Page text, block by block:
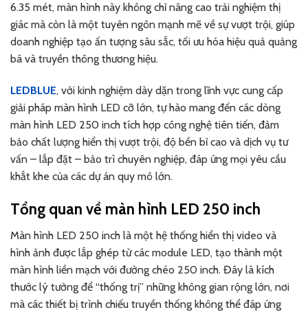
6.35 mét, màn hình này không chỉ nâng cao trải nghiệm thị
giác mà còn là một tuyên ngôn mạnh mẽ về sự vượt trội, giúp
doanh nghiệp tạo ấn tượng sâu sắc, tối ưu hóa hiệu quả quảng
bá và truyền thông thương hiệu.
LEDBLUE, với kinh nghiệm dày dặn trong lĩnh vực cung cấp
giải pháp màn hình LED cỡ lớn, tự hào mang đến các dòng
màn hình LED 250 inch tích hợp công nghệ tiên tiến, đảm
bảo chất lượng hiển thị vượt trội, độ bền bỉ cao và dịch vụ tư
vấn – lắp đặt – bảo trì chuyên nghiệp, đáp ứng mọi yêu cầu
khắt khe của các dự án quy mô lớn.
Tổng quan về màn hình LED 250 inch
Màn hình LED 250 inch là một hệ thống hiển thị video và
hình ảnh được lắp ghép từ các module LED, tạo thành một
màn hình liền mạch với đường chéo 250 inch. Đây là kích
thước lý tưởng để “thống trị” những không gian rộng lớn, nơi
mà các thiết bị trình chiếu truyền thống không thể đáp ứng